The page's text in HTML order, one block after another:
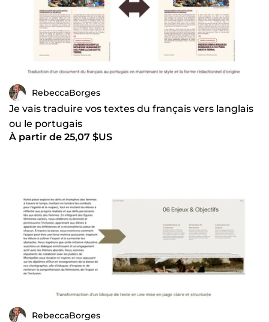
RebeccaBorges
Je vais traduire vos textes du français vers langlais
ou le portugais
À partir de 25,07 $US
RebeccaBorges